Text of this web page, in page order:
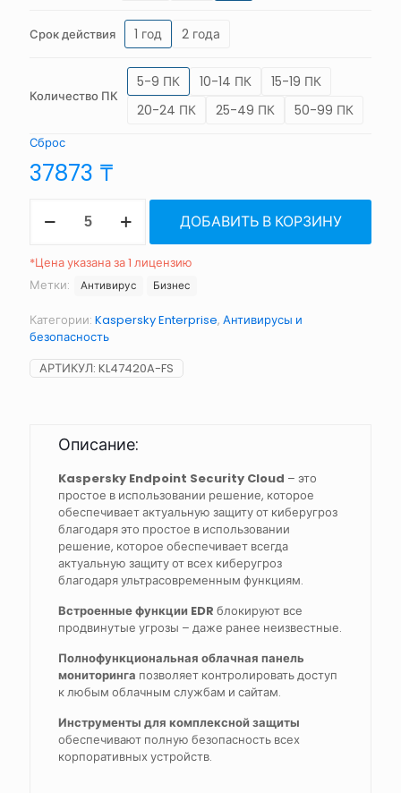
Срок действия 1 год 2 года
Количество ПК
5-9 ПК 10-14 ПК
15-19 ПК
20-24 ПК
25-49 ПК 50-99 ПК
Сброс
37873 ₸
товара
Endpoint
Security
Cloud
ДОБАВИТЬ В КОРЗИНУ
*Цена указана за 1 лицензию
Метки:
Антивирус Бизнес
Категории: Kaspersky Enterprise, Антивирусы и
безопасность
АРТИКУЛ: KL47420A-FS
Описание:
Kaspersky Endpoint Security Cloud – это
простое в использовании решение, которое
обеспечивает актуальную защиту от киберугроз
благодаря это простое в использовании
решение, которое обеспечивает всегда
актуальную защиту от всех киберугроз
благодаря ультрасовременным функциям.
Встроенные функции EDR блокируют все
продвинутые угрозы – даже ранее неизвестные.
Полнофункциональная облачная панель
мониторинга позволяет контролировать доступ
к любым облачным службам и сайтам.
Инструменты для комплексной защиты
обеспечивают полную безопасность всех
корпоративных устройств.